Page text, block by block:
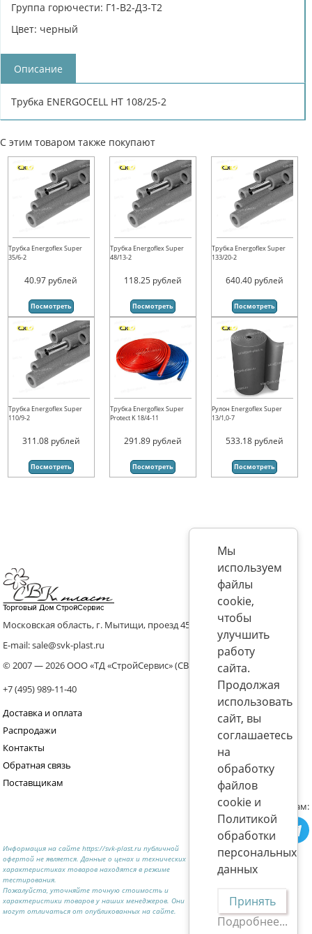
Группа горючести: Г1-В2-Д3-Т2
Цвет: черный
Описание
Трубка ENERGOCELL HT 108/25-2
С этим товаром также покупают
Трубка Energoflex Super
35/6-2
40.97 рублей
Посмотреть
Трубка Energoflex Super
48/13-2
118.25 рублей
Посмотреть
Трубка Energoflex Super
133/20-2
640.40 рублей
Посмотреть
Трубка Energoflex Super
110/9-2
311.08 рублей
Посмотреть
Трубка Energoflex Super
Protect K 18/4-11
291.89 рублей
Посмотреть
Рулон Energoflex Super
13/1,0-7
533.18 рублей
Посмотреть
Московская область, г. Мытищи, проезд 4536 владение 8, стр.10
E-mail: sale@svk-plast.ru
© 2007 — 2026 ООО «ТД «СтройСервис» (СВК)
+7 (495) 989-11-40
Доставка и оплата
Распродажи
Контакты
Обратная связь
Поставщикам
Присоединяйтесь к нам:
Информация на сайте https://svk-plast.ru публичной
офертой не является. Данные о ценах и технических
характеристиках товаров находятся в режиме
тестирования.
Пожалуйста, уточняйте точную стоимость и
характеристики товаров у наших менеджеров. Они
могут отличаться от опубликованных на сайте.
Мы
используем
файлы
cookie,
чтобы
улучшить
работу
сайта.
Продолжая
использовать
сайт, вы
соглашаетесь
на
обработку
файлов
cookie и
Политикой
обработки
персональных
данных
Принять
Подробнее...